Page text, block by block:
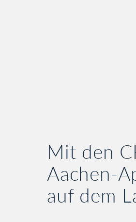
Mit den
Aachen-
auf dem